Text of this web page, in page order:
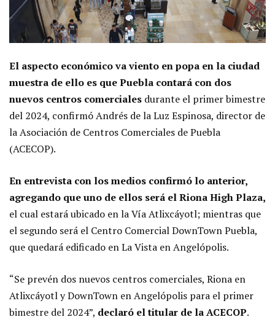
El aspecto económico va viento en popa en la ciudad
muestra de ello es que Puebla contará con dos
nuevos centros comerciales durante el primer bimestre
del 2024, confirmó Andrés de la Luz Espinosa, director de
la Asociación de Centros Comerciales de Puebla
(ACECOP).
En entrevista con los medios confirmó lo anterior,
agregando que uno de ellos será el Riona High Plaza,
el cual estará ubicado en la Vía Atlixcáyotl; mientras que
el segundo será el Centro Comercial DownTown Puebla,
que quedará edificado en La Vista en Angelópolis.
“Se prevén dos nuevos centros comerciales, Riona en
Atlixcáyotl y DownTown en Angelópolis para el primer
bimestre del 2024”, declaró el titular de la ACECOP.